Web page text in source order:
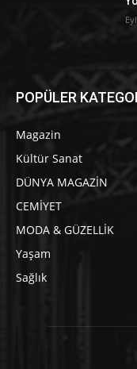
POPÜLER
Magazin
Kültür Sanat
DÜNYA MAGAZİN
CEMİYET
MODA & GÜZELLİK
Yaşam
Sağlık